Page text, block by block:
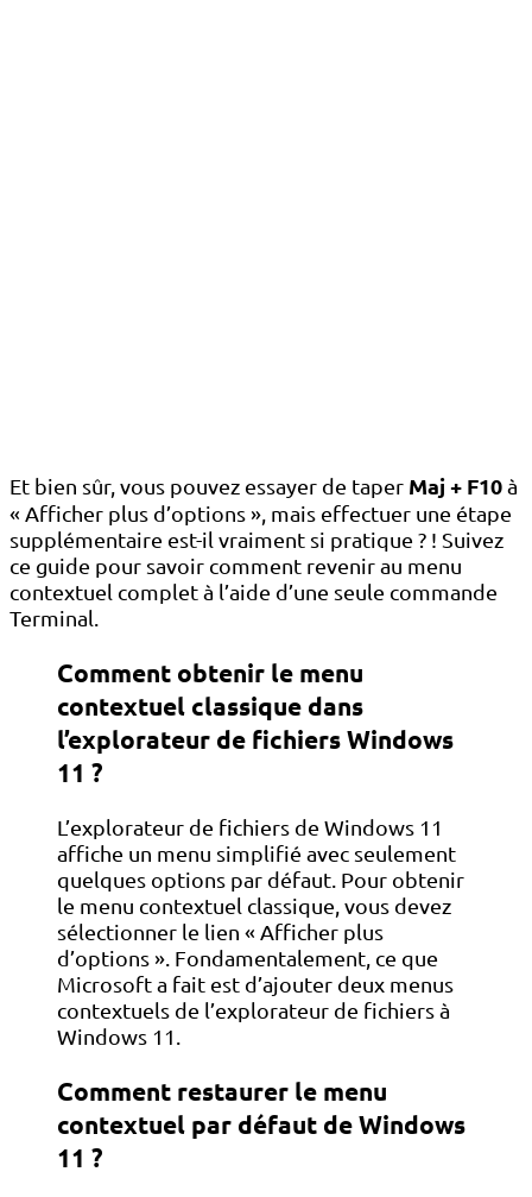
Et bien sûr, vous pouvez essayer de taper Maj + F10à
« Afficher plus d’options », mais effectuer une étape
supplémentaire est-il vraiment si pratique ? ! Suivez
ce guide pour savoir comment revenir au menu
contextuel complet à l’aide d’une seule commande
Terminal.
Comment obtenir le menu
contextuel classique dans
l’explorateur de fichiers Windows
11 ?
L’explorateur de fichiers de Windows 11
affiche un menu simplifié avec seulement
quelques options par défaut. Pour obtenir
le menu contextuel classique, vous devez
sélectionner le lien « Afficher plus
d’options ». Fondamentalement, ce que
Microsoft a fait est d’ajouter deux menus
contextuels de l’explorateur de fichiers à
Windows 11.
Comment restaurer le menu
contextuel par défaut de Windows
11 ?